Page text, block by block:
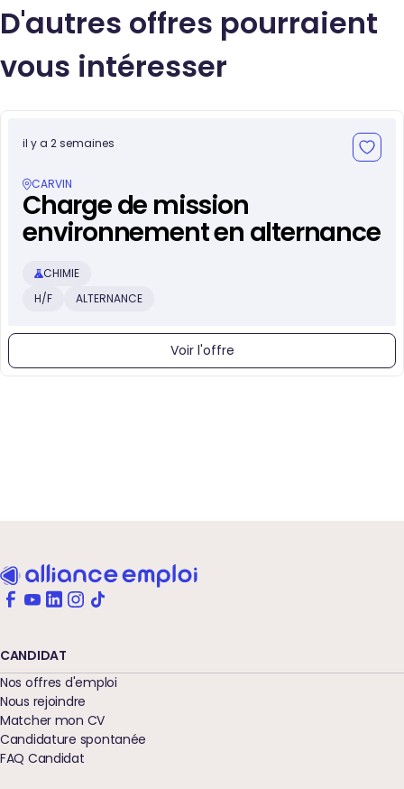
D'autres offres pourraient
vous intéresser
il y a 2 semaines
CARVIN
Charge de mission
environnement en alternance
CHIMIE
H/F
ALTERNANCE
Voir l'offre
CANDIDAT
Nos offres d'emploi
Nous rejoindre
Matcher mon CV
Candidature spontanée
FAQ Candidat